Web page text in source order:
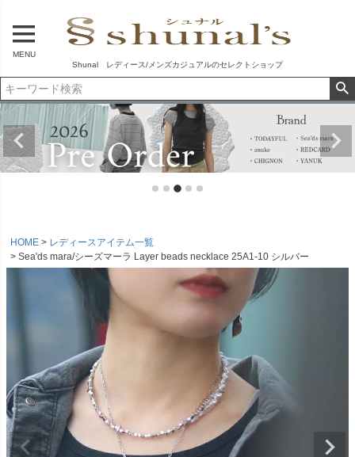
MENU
Shunal レディース/メンズカジュアルのセレクトショップ
HOME
レディースアイテム一覧
Sea'ds mara/シーズマーラ Layer beads necklace 25A1-10 シルバー